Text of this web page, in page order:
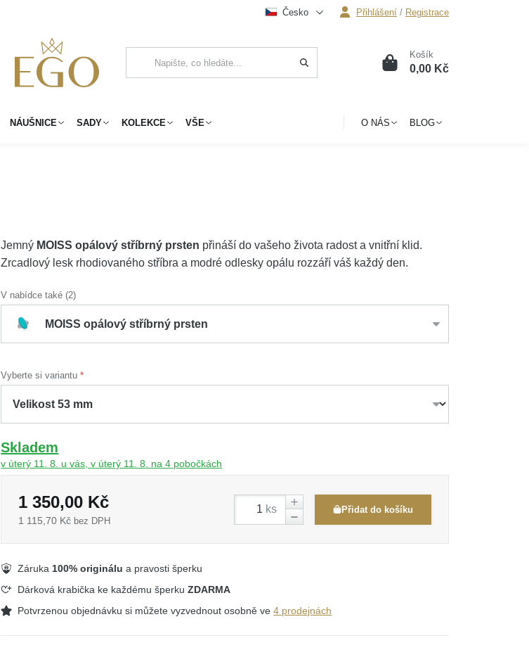
Česko Přihlášení / Registrace
0 Košík
0,00 Kč
NÁUŠNICE SADY KOLEKCE VŠE O NÁS BLOG
Jemný MOISS opálový stříbrný prsten přináší do vašeho života radost a vnitřní klid.
Zrcadlový lesk rhodiovaného stříbra a modré odlesky opálu rozzáří váš každý den.
V nabídce také (2)
MOISS opálový stříbrný prsten
Vyberte si variantu
Skladem
v úterý 11. 8. u vás, v úterý 11. 8. na 4 pobočkách
1 350,00 Kč
1 115,70 Kč bez DPH
ks Přidat do košíku
Záruka 100% originálu a pravosti šperku
Dárková krabička ke každému šperkuZDARMA
Potvrzenou objednávku si můžete vyzvednout osobně ve4 prodejnách